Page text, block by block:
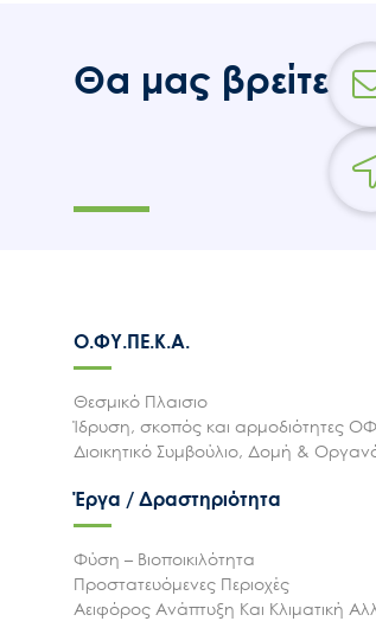
Θα μας βρείτε
Ο.ΦΥ.ΠΕ.Κ.Α.
Θεσμικό Πλαισιο
Ίδρυση, σκοπός και αρμοδιότητες
Διοικητικό Συμβούλιο, Δομή &
Έργα / Δραστηριότητα
Φύση – Βιοποικιλότητα
Προστατευόμενες Περιοχές
Αειφόρος Ανάπτυξη Και Κλιματική